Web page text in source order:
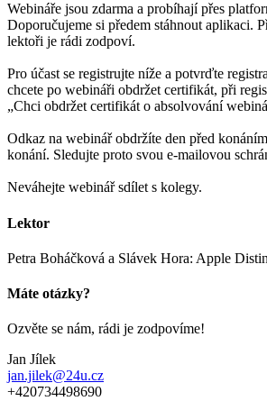
Webináře jsou zdarma a probíhají přes
Doporučujeme si předem stáhnout aplikaci.
lektoři je rádi zodpoví.
Pro účast se registrujte níže a potvrďte
chcete po webináři obdržet certifikát, při
„Chci obdržet certifikát o absolvování
Odkaz na webinář obdržíte den před
konání. Sledujte proto svou e-mailovou
Neváhejte webinář sdílet s kolegy.
Lektor
Petra Boháčková a Slávek Hora: Apple
Máte otázky?
Ozvěte se nám, rádi je zodpovíme!
Jan Jílek
jan.jilek@24u.cz
+420734498690